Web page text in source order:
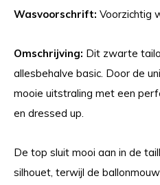
Wasvoorschrift: Voorzichtig
Omschrijving: Dit zwarte
allesbehalve basic. Door de
mooie uitstraling met een
en dressed up.
De top sluit mooi aan in de
silhouet, terwijl de